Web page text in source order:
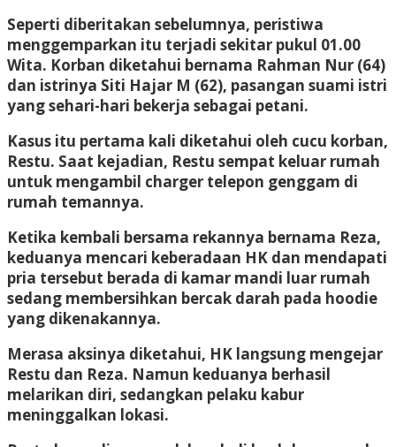
Seperti diberitakan sebelumnya, peristiwa
menggemparkan itu terjadi sekitar pukul 01.00
Wita. Korban diketahui bernama Rahman Nur (64)
dan istrinya Siti Hajar M (62), pasangan suami istri
yang sehari-hari bekerja sebagai petani.
Kasus itu pertama kali diketahui oleh cucu korban,
Restu. Saat kejadian, Restu sempat keluar rumah
untuk mengambil charger telepon genggam di
rumah temannya.
Ketika kembali bersama rekannya bernama Reza,
keduanya mencari keberadaan HK dan mendapati
pria tersebut berada di kamar mandi luar rumah
sedang membersihkan bercak darah pada hoodie
yang dikenakannya.
Merasa aksinya diketahui, HK langsung mengejar
Restu dan Reza. Namun keduanya berhasil
melarikan diri, sedangkan pelaku kabur
meninggalkan lokasi.